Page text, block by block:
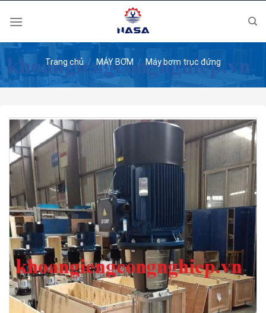
Trang chủ / MÁY BƠM / Máy bơm trục đứng